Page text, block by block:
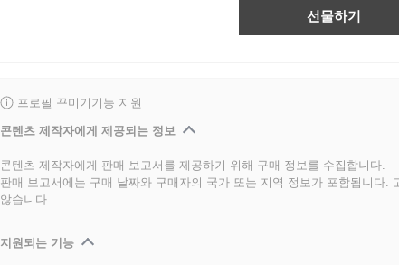
선물하기
프로필 꾸미기기능 지원
콘텐츠 제작자에게 제공되는 정보
콘텐츠 제작자에게 판매 보고서를 제공하기 위해 구매 정보를 수집합니다.
판매 보고서에는 구매 날짜와 구매자의 국가 또는 지역 정보가 포함됩니다.
않습니다.
지원되는 기능